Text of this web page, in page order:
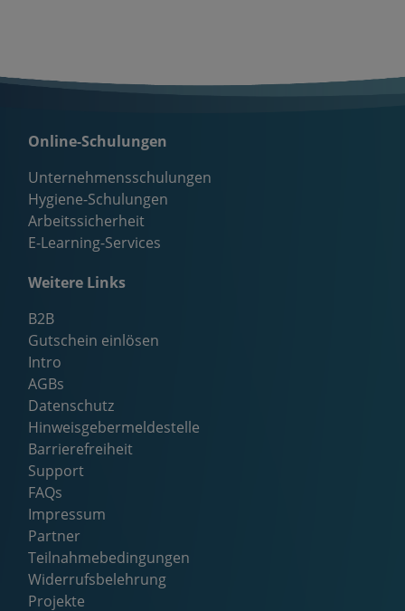
Online-Schulungen
Unternehmensschulungen
Hygiene-Schulungen
Arbeitssicherheit
E-Learning-Services
Weitere Links
B2B
Gutschein einlösen
Intro
AGBs
Datenschutz
Hinweisgebermeldestelle
Barrierefreiheit
Support
FAQs
Impressum
Partner
Teilnahmebedingungen
Widerrufsbelehrung
Projekte